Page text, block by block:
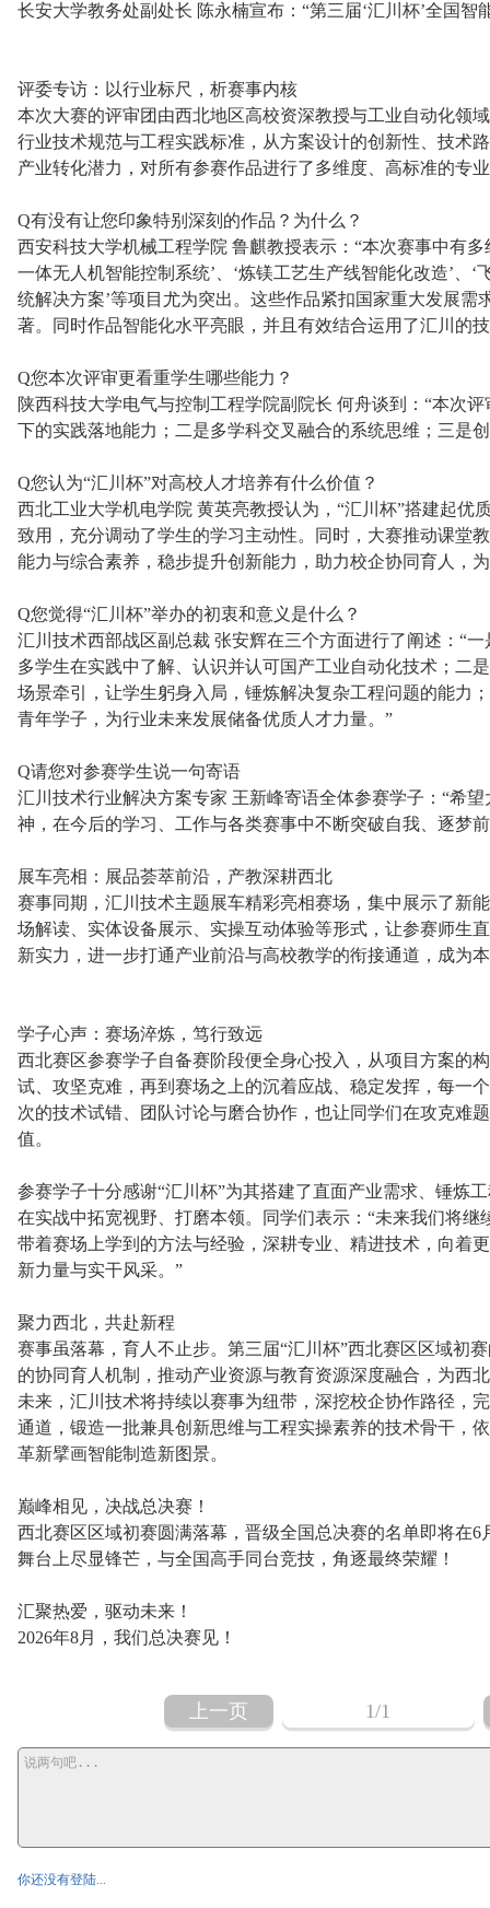
长安大学教务处副处长 陈永楠宣布：“第三届‘汇川杯’全国
评委专访：以行业标尺，析赛事内核
本次大赛的评审团由西北地区高校资深教授与工业自动化领
行业技术规范与工程实践标准，从方案设计的创新性、技术
产业转化潜力，对所有参赛作品进行了多维度、高标准的专
Q有没有让您印象特别深刻的作品？为什么？
西安科技大学机械工程学院 鲁麒教授表示：“本次赛事中有
一体无人机智能控制系统’、‘炼镁工艺生产线智能化改造’、
统解决方案’等项目尤为突出。这些作品紧扣国家重大发展
著。同时作品智能化水平亮眼，并且有效结合运用了汇川的
Q您本次评审更看重学生哪些能力？
陕西科技大学电气与控制工程学院副院长 何舟谈到：“本次
下的实践落地能力；二是多学科交叉融合的系统思维；三是
Q您认为“汇川杯”对高校人才培养有什么价值？
西北工业大学机电学院 黄英亮教授认为，“汇川杯”搭建起优
致用，充分调动了学生的学习主动性。同时，大赛推动课堂
能力与综合素养，稳步提升创新能力，助力校企协同育人，
Q您觉得“汇川杯”举办的初衷和意义是什么？
汇川技术西部战区副总裁 张安辉在三个方面进行了阐述：“
多学生在实践中了解、认识并认可国产工业自动化技术；二
场景牵引，让学生躬身入局，锤炼解决复杂工程问题的能力
青年学子，为行业未来发展储备优质人才力量。”
Q请您对参赛学生说一句寄语
汇川技术行业解决方案专家 王新峰寄语全体参赛学子：“希
神，在今后的学习、工作与各类赛事中不断突破自我、逐梦
展车亮相：展品荟萃前沿，产教深耕西北
赛事同期，汇川技术主题展车精彩亮相赛场，集中展示了新
场解读、实体设备展示、实操互动体验等形式，让参赛师生
新实力，进一步打通产业前沿与高校教学的衔接通道，成为
学子心声：赛场淬炼，笃行致远
西北赛区参赛学子自备赛阶段便全身心投入，从项目方案的
试、攻坚克难，再到赛场之上的沉着应战、稳定发挥，每一
次的技术试错、团队讨论与磨合协作，也让同学们在攻克难
值。
参赛学子十分感谢“汇川杯”为其搭建了直面产业需求、锤炼
在实战中拓宽视野、打磨本领。同学们表示：“未来我们将
带着赛场上学到的方法与经验，深耕专业、精进技术，向着
新力量与实干风采。”
聚力西北，共赴新程
赛事虽落幕，育人不止步。第三届“汇川杯”西北赛区区域初
的协同育人机制，推动产业资源与教育资源深度融合，为西
未来，汇川技术将持续以赛事为纽带，深挖校企协作路径，
通道，锻造一批兼具创新思维与工程实操素养的技术骨干，
革新擘画智能制造新图景。
巅峰相见，决战总决赛！
西北赛区区域初赛圆满落幕，晋级全国总决赛的名单即将在
舞台上尽显锋芒，与全国高手同台竞技，角逐最终荣耀！
汇聚热爱，驱动未来！
2026年8月，我们总决赛见！
上一页 1/1
你还没有登陆...